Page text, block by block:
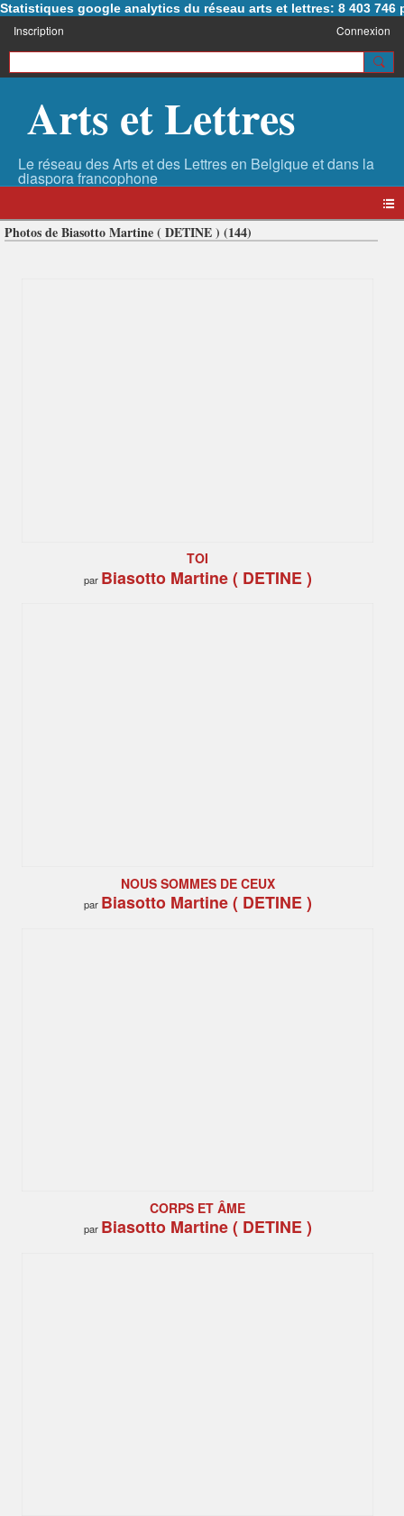
Statistiques google analytics du réseau arts et lettres: 8 403 746
Inscription Connexion
Arts et Lettres
Photos de Biasotto Martine ( DETINE ) (144)
TOI
par Biasotto Martine ( DETINE )
NOUS SOMMES DE CEUX
par Biasotto Martine ( DETINE )
CORPS ET ÂME
par Biasotto Martine ( DETINE )